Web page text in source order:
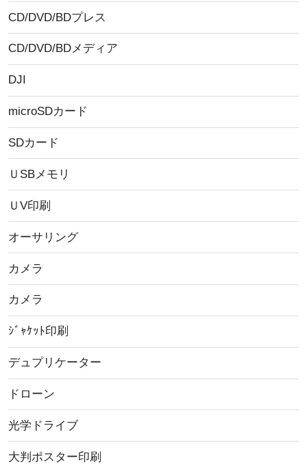
CD/DVD/BDプレス
CD/DVD/BDメディア
DJI
microSDカード
SDカード
ＵSBメモリ
ＵV印刷
オーサリング
カメラ
カメラ
ｼﾞｬｹｯﾄ印刷
デュプリケーター
ドローン
光学ドライブ
大判ポスター印刷